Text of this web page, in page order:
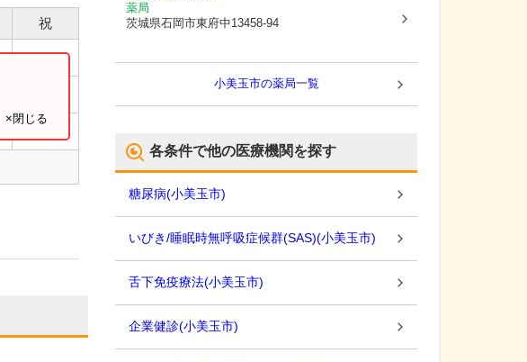
祝
×閉じる
薬局
茨城県石岡市東府中13458-94
小美玉市の薬局一覧
各条件で他の医療機関を探す
糖尿病(小美玉市)
いびき/睡眠時無呼吸症候群(SAS)(小美玉市)
舌下免疫療法(小美玉市)
企業健診(小美玉市)